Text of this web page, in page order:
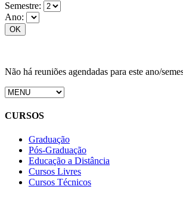
Semestre:
Ano:
Não há reuniões agendadas para este ano/
CURSOS
Graduação
Pós-Graduação
Educação a Distância
Cursos Livres
Cursos Técnicos